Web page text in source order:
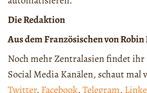
Die Redaktion
Aus dem Französischen von Robin
Noch mehr Zentralasien findet ihr
Social Media Kanälen, schaut mal
Twitter, Facebook,Telegram,